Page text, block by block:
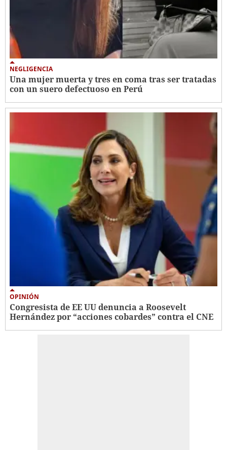
NEGLIGENCIA
Una mujer muerta y tres en coma tras ser tratadas
con un suero defectuoso en Perú
OPINIÓN
Congresista de EE UU denuncia a Roosevelt
Hernández por “acciones cobardes” contra el CNE